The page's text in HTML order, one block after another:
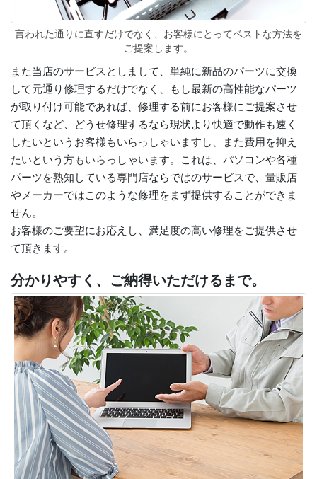
言われた通りに直すだけでなく、お客様にとってベストな方法を
ご提案します。
また当店のサービスとしまして、単純に新品のパーツに交換
して元通り修理するだけでなく、もし最新の高性能なパーツ
が取り付け可能であれば、修理する前にお客様にご提案させ
て頂くなど、どうせ修理するなら現状より快適で動作も速く
したいというお客様もいらっしゃいますし、また費用を抑え
たいという方もいらっしゃいます。これは、パソコンや各種
パーツを熟知している専門店ならではのサービスで、量販店
やメーカーではこのような修理をまず提供することができま
せん。
お客様のご要望にお応えし、満足度の高い修理をご提供させ
て頂きます。
分かりやすく、ご納得いただけるまで。